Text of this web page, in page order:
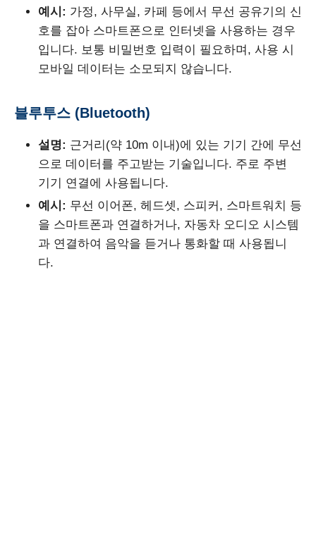
예시: 가정, 사무실, 카페 등에서 무선 공유기의 신
호를 잡아 스마트폰으로 인터넷을 사용하는 경우
입니다. 보통 비밀번호 입력이 필요하며, 사용 시
모바일 데이터는 소모되지 않습니다.
블루투스 (Bluetooth)
설명: 근거리(약 10m 이내)에 있는 기기 간에 무선
으로 데이터를 주고받는 기술입니다. 주로 주변
기기 연결에 사용됩니다.
예시: 무선 이어폰, 헤드셋, 스피커, 스마트워치 등
을 스마트폰과 연결하거나, 자동차 오디오 시스템
과 연결하여 음악을 듣거나 통화할 때 사용됩니
다.